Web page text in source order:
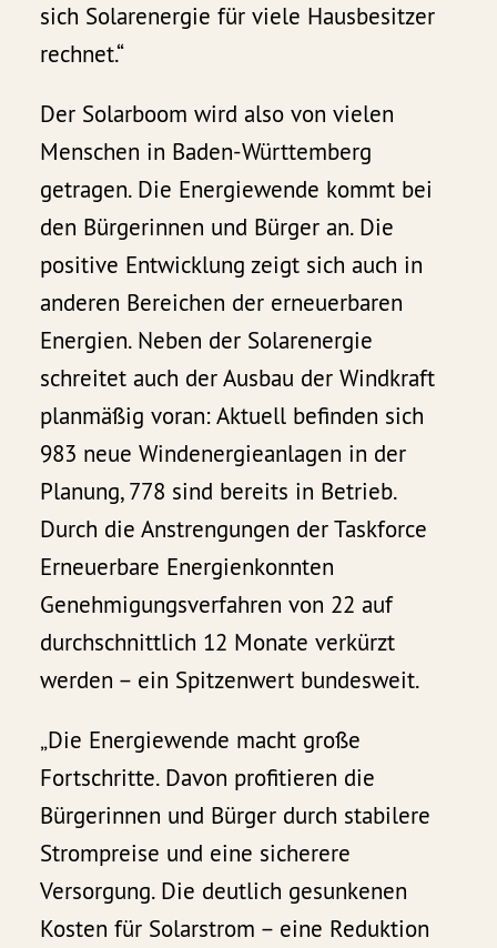
sich Solarenergie für viele Hausbesitzer
rechnet.“
Der Solarboom wird also von vielen
Menschen in Baden-Württemberg
getragen. Die Energiewende kommt bei
den Bürgerinnen und Bürger an. Die
positive Entwicklung zeigt sich auch in
anderen Bereichen der erneuerbaren
Energien. Neben der Solarenergie
schreitet auch der Ausbau der Windkraft
planmäßig voran: Aktuell befinden sich
983 neue Windenergieanlagen in der
Planung, 778 sind bereits in Betrieb.
Durch die Anstrengungen der Taskforce
Erneuerbare Energienkonnten
Genehmigungsverfahren von 22 auf
durchschnittlich 12 Monate verkürzt
werden – ein Spitzenwert bundesweit.
„Die Energiewende macht große
Fortschritte. Davon profitieren die
Bürgerinnen und Bürger durch stabilere
Strompreise und eine sicherere
Versorgung. Die deutlich gesunkenen
Kosten für Solarstrom – eine Reduktion